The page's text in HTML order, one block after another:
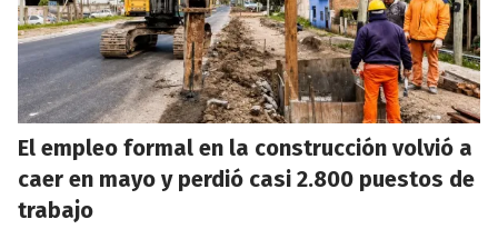
El empleo formal en la construcción volvió a
caer en mayo y perdió casi 2.800 puestos de
trabajo